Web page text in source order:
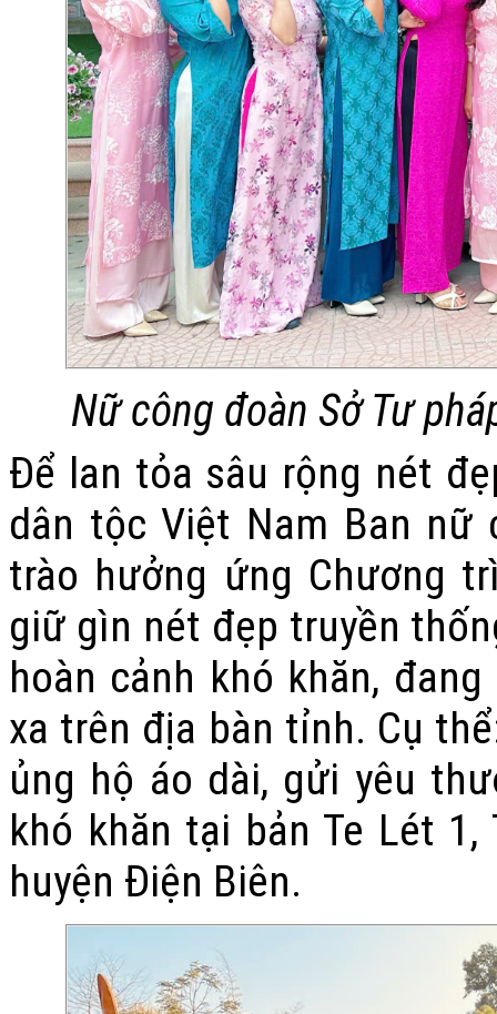
Nữ công đoàn Sở Tư
Để lan tỏa sâu rộng nét
dân tộc Việt Nam Ban nữ
trào hưởng ứng Chương
giữ gìn nét đẹp truyền
hoàn cảnh khó khăn,
xa trên địa bàn tỉnh. Cụ
ủng hộ áo dài, gửi yêu
khó khăn tại bản Te Lét
huyện Điện Biên.